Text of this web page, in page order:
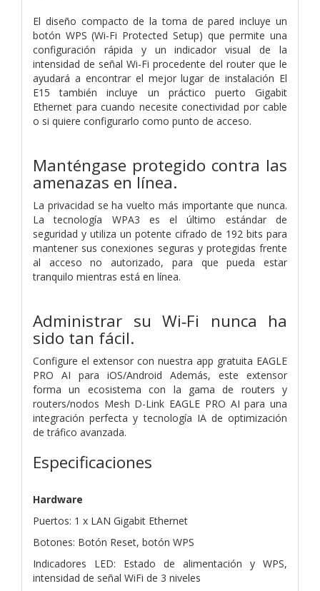
El diseño compacto de la toma de pared incluye un
botón WPS (Wi-Fi Protected Setup) que permite una
configuración rápida y un indicador visual de la
intensidad de señal Wi-Fi procedente del router que le
ayudará a encontrar el mejor lugar de instalación El
E15 también incluye un práctico puerto Gigabit
Ethernet para cuando necesite conectividad por cable
o si quiere configurarlo como punto de acceso.
Manténgase protegido contra las
amenazas en línea.
La privacidad se ha vuelto más importante que nunca.
La tecnología WPA3 es el último estándar de
seguridad y utiliza un potente cifrado de 192 bits para
mantener sus conexiones seguras y protegidas frente
al acceso no autorizado, para que pueda estar
tranquilo mientras está en línea.
Administrar su Wi‑Fi nunca ha
sido tan fácil.
Configure el extensor con nuestra app gratuita EAGLE
PRO AI para iOS/Android Además, este extensor
forma un ecosistema con la gama de routers y
routers/nodos Mesh D-Link EAGLE PRO AI para una
integración perfecta y tecnología IA de optimización
de tráfico avanzada.
Especificaciones
Hardware
Puertos: 1 x LAN Gigabit Ethernet
Botones: Botón Reset, botón WPS
Indicadores LED: Estado de alimentación y WPS,
intensidad de señal WiFi de 3 niveles